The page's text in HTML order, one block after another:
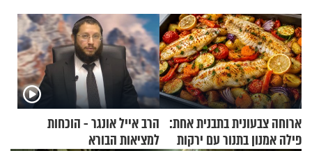
ארוחה צבעונית בתבנית אחת:
פילה אמנון בתנור עם ירקות
הרב אייל אונגר - הוכחות
למציאות הבורא